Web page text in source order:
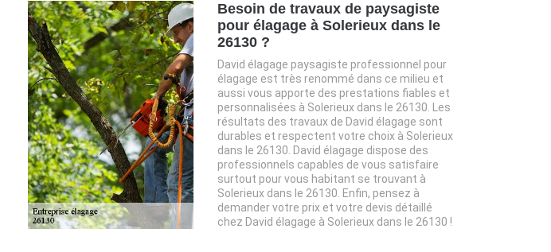
Besoin de travaux de paysagiste
pour élagage à Solerieux dans le
26130 ?
David élagage paysagiste professionnel pour
élagage est très renommé dans ce milieu et
aussi vous apporte des prestations fiables et
personnalisées à Solerieux dans le 26130. Les
résultats des travaux de David élagage sont
durables et respectent votre choix à Solerieux
dans le 26130. David élagage dispose des
professionnels capables de vous satisfaire
surtout pour vous habitant se trouvant à
Solerieux dans le 26130. Enfin, pensez à
demander votre prix et votre devis détaillé
chez David élagage à Solerieux dans le 26130 !